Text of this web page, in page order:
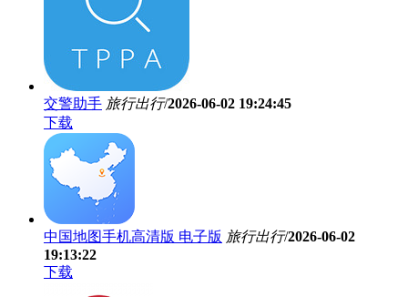
交警助手 旅行出行/2026-06-02 19:24:45
下载
中国地图手机高清版 电子版 旅行出行/2026-06-02
19:13:22
下载